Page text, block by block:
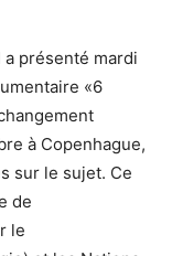
présenté mardi
«6
à Copenhague,
sur le sujet. Ce
de
le